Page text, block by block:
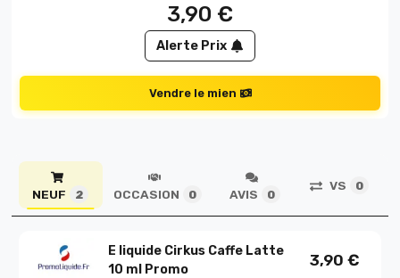
3,90 €
Alerte Prix
Vendre le mien
NEUF 2 OCCASION 0 AVIS 0
VS 0
E liquide Cirkus Caffe Latte
10 ml Promo
3,90 €